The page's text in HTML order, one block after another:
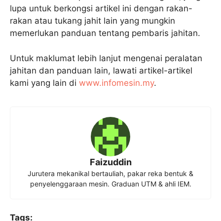
lupa untuk berkongsi artikel ini dengan rakan-
rakan atau tukang jahit lain yang mungkin
memerlukan panduan tentang pembaris jahitan.
Untuk maklumat lebih lanjut mengenai peralatan
jahitan dan panduan lain, lawati artikel-artikel
kami yang lain di www.infomesin.my.
Faizuddin
Jurutera mekanikal bertauliah, pakar reka bentuk &
penyelenggaraan mesin. Graduan UTM & ahli IEM.
Tags: